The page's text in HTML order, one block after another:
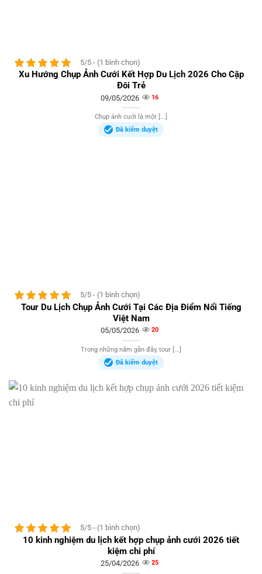
5/5 - (1 bình chọn)
Xu Hướng Chụp Ảnh Cưới Kết Hợp Du Lịch 2026 Cho Cặp
Đôi Trẻ
09/05/2026 16
Chụp ảnh cưới là một [...]
Đã kiểm duyệt
5/5 - (1 bình chọn)
Tour Du Lịch Chụp Ảnh Cưới Tại Các Địa Điểm Nổi Tiếng
Việt Nam
05/05/2026 20
Trong những năm gần đây, tour [...]
Đã kiểm duyệt
5/5 - (1 bình chọn)
10 kinh nghiệm du lịch kết hợp chụp ảnh cưới 2026 tiết
kiệm chi phí
25/04/2026 25